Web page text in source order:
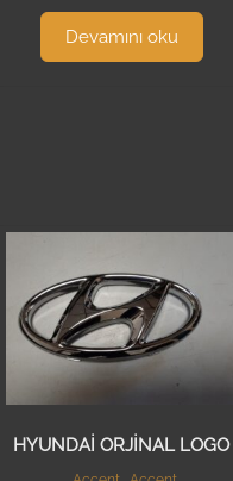
Devamını oku
HYUNDAİ ORJİNAL LOGO